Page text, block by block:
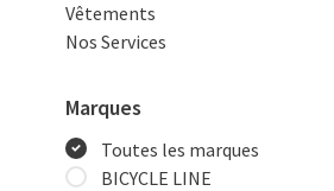
Vêtements
Nos Services
Marques
Toutes les marques
BICYCLE LINE